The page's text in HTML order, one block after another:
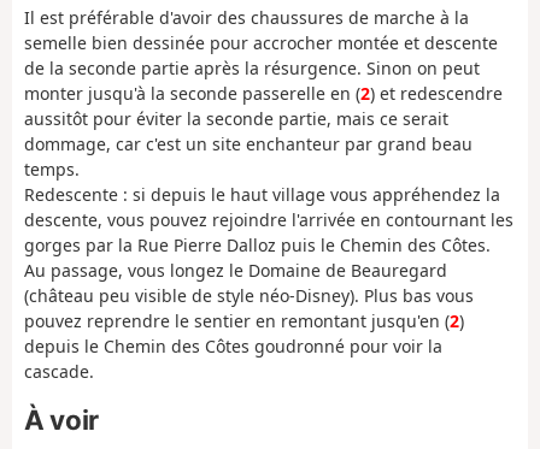
Il est préférable d'avoir des chaussures de marche à la
semelle bien dessinée pour accrocher montée et descente
de la seconde partie après la résurgence. Sinon on peut
monter jusqu'à la seconde passerelle en (2) et redescendre
aussitôt pour éviter la seconde partie, mais ce serait
dommage, car c'est un site enchanteur par grand beau
temps.
Redescente : si depuis le haut village vous appréhendez la
descente, vous pouvez rejoindre l'arrivée en contournant les
gorges par la Rue Pierre Dalloz puis le Chemin des Côtes.
Au passage, vous longez le Domaine de Beauregard
(château peu visible de style néo-Disney). Plus bas vous
pouvez reprendre le sentier en remontant jusqu'en (2)
depuis le Chemin des Côtes goudronné pour voir la
cascade.
À voir